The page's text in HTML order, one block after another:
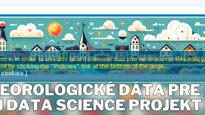
In order to use this board it means that you need accept this policy.
by clicking the "Policies" link at the bottom of the page.
]